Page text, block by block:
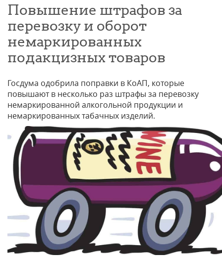
Повышение штрафов за
перевозку и оборот
немаркированных
подакцизных товаров
Госдума одобрила поправки в КоАП, которые
повышают в несколько раз штрафы за перевозку
немаркированной алкогольной продукции и
немаркированных табачных изделий.